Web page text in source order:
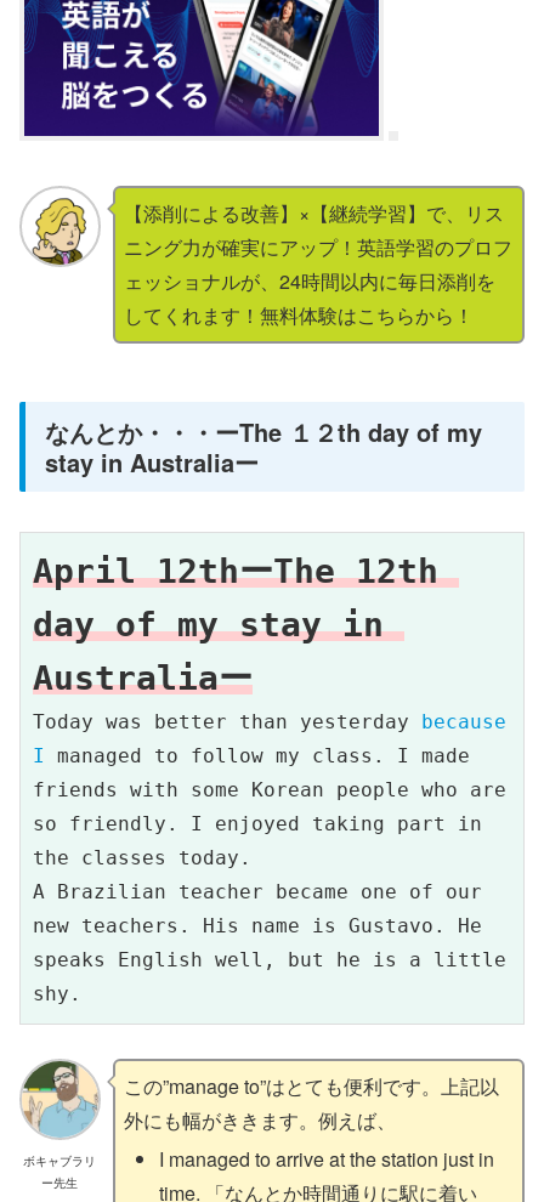
【添削による改善】×【継続学習】で、リス
ニング力が確実にアップ！英語学習のプロフ
ェッショナルが、24時間以内に毎日添削を
してくれます！無料体験はこちらから！
なんとか・・・ーThe １２th day of my
stay in Australiaー
April 12thーThe 12th
day of my stay in
Australiaー
Today was better than yesterday because
I managed to follow my class. I made
friends with some Korean people who are
so friendly. I enjoyed taking part in
the classes today.
A Brazilian teacher became one of our
new teachers. His name is Gustavo. He
speaks English well, but he is a little
shy.
ボキャブラリ
ー先生
この”manage to”はとても便利です。上記以
外にも幅がききます。例えば、
I managed to arrive at the station just in
time. 「なんとか時間通りに駅に着い